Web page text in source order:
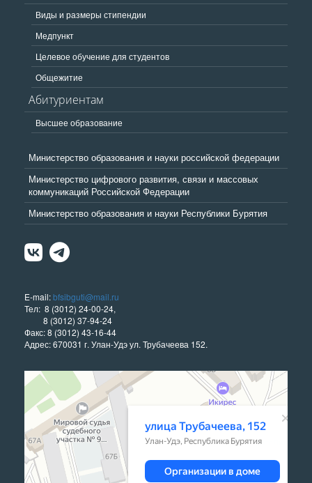
Виды и размеры стипендии
Медпункт
Целевое обучение для студентов
Общежитие
Абитуриентам
Высшее образование
Министерство образования и науки российской федерации
Министерство цифрового развития, связи и массовых
коммуникаций Российской Федерации
Министерство образования и науки Республики Бурятия
E-mail:bfsibguti@mail.ru
Тел: 8 (3012) 24-00-24,
8 (3012) 37-94-24
Факс: 8 (3012) 43-16-44
Адрес: 670031 г. Улан-Удэ ул. Трубачеева 152.
Улан‑Удэ
Улица Трубачеева, 152 — Яндекс Карты